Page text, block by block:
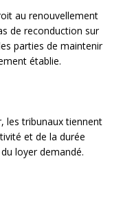
au renouvellement
de reconduction sur
parties de maintenir
établie.
les tribunaux tiennent
et de la durée
loyer demandé.